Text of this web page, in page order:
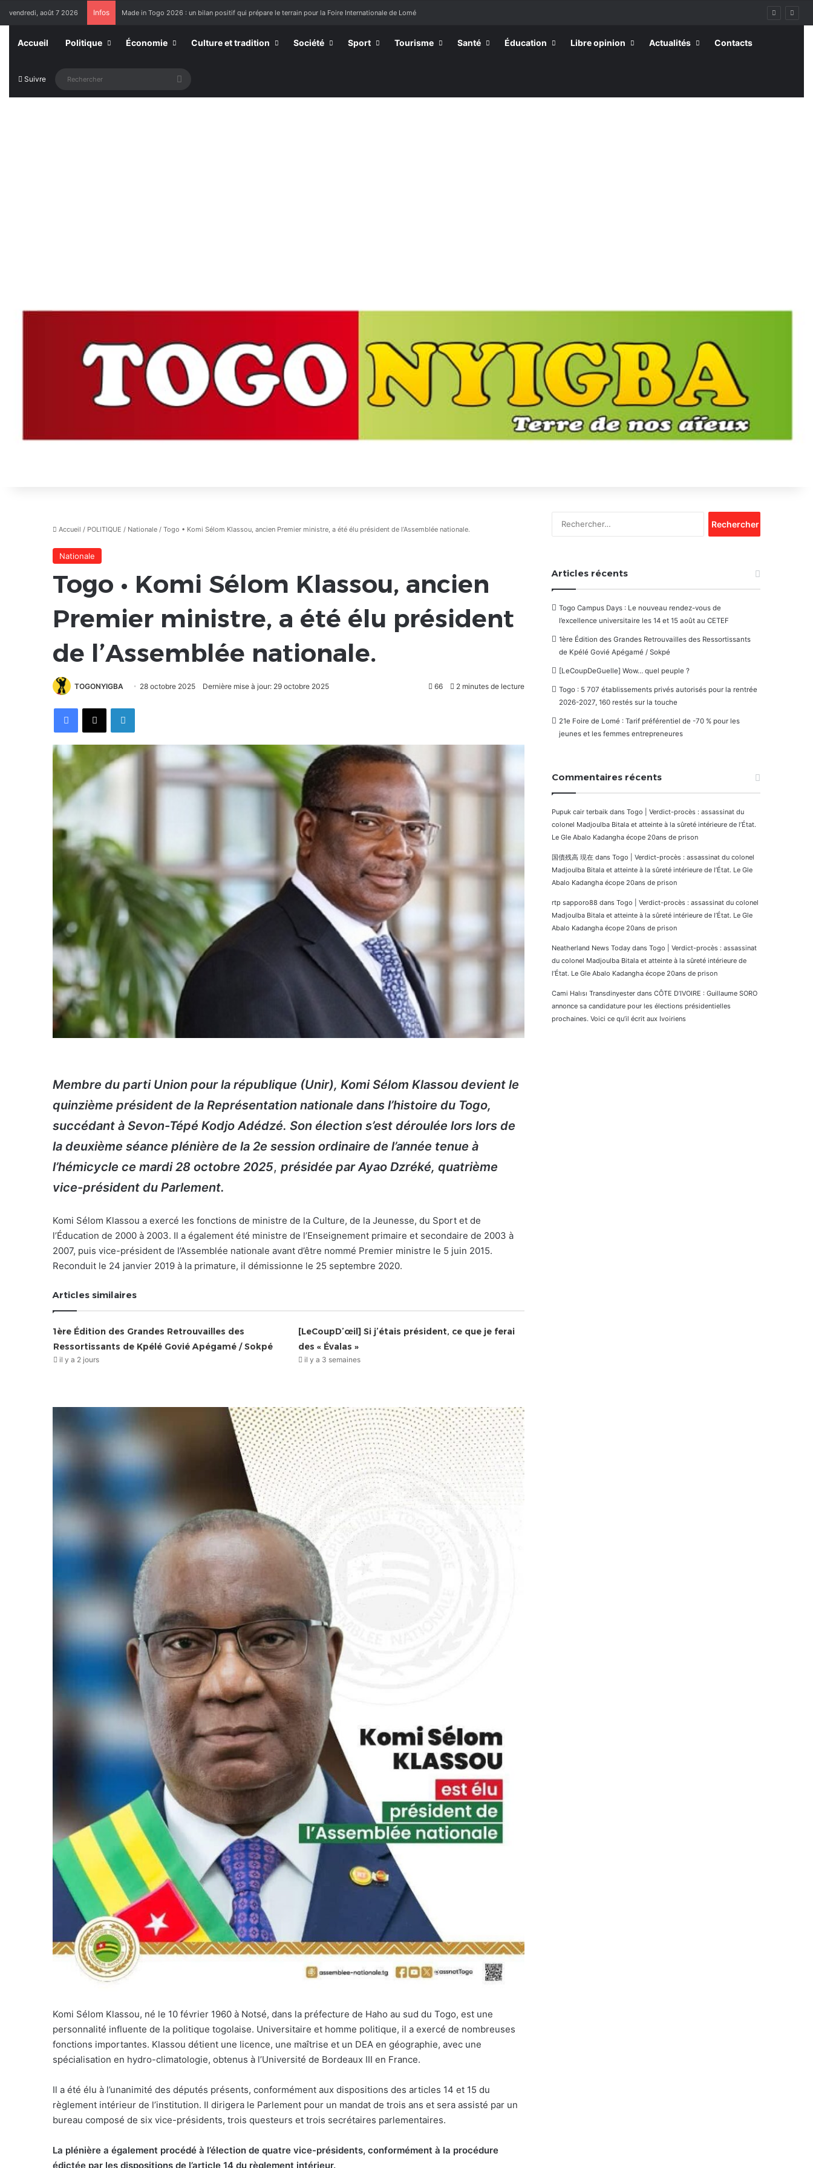
vendredi, août 7 2026 Infos Made in Togo 2026 : un bilan positif qui prépare le terrain pour la Foire Internationale de Lomé
Accueil Politique Économie Culture et tradition Société Sport Tourisme Santé Éducation Libre opinion Actualités Contacts
Suivre Rechercher
Accueil / POLITIQUE / Nationale / Togo • Komi Sélom Klassou, ancien Premier ministre, a été élu président de l’Assemblée nationale.
Nationale
Togo • Komi Sélom Klassou, ancien
Premier ministre, a été élu président
de l’Assemblée nationale.
TOGONYIGBA 28 octobre 2025 Dernière mise à jour: 29 octobre 2025 66 2 minutes de lecture
FacebookX Linkedin
Membre du parti Union pour la république (Unir), Komi Sélom Klassou devient le
quinzième président de la Représentation nationale dans l’histoire du Togo,
succédant à Sevon-Tépé Kodjo Adédzé. Son élection s’est déroulée lors lors de
la deuxième séance plénière de la 2e session ordinaire de l’année tenue à
l’hémicycle ce mardi 28 octobre 2025, présidée par Ayao Dzréké, quatrième
vice-président du Parlement.
Komi Sélom Klassou a exercé les fonctions de ministre de la Culture, de la Jeunesse, du Sport et de
l’Éducation de 2000 à 2003. Il a également été ministre de l’Enseignement primaire et secondaire de 2003 à
2007, puis vice-président de l’Assemblée nationale avant d’être nommé Premier ministre le 5 juin 2015.
Reconduit le 24 janvier 2019 à la primature, il démissionne le 25 septembre 2020.
Articles similaires
1ère Édition des Grandes Retrouvailles des
Ressortissants de Kpélé Govié Apégamé / Sokpé
il y a 2 jours
[LeCoupD’œil] Si j’étais président, ce que je ferai
des « Évalas »
il y a 3 semaines
Komi Sélom Klassou, né le 10 février 1960 à Notsé, dans la préfecture de Haho au sud du Togo, est une
personnalité influente de la politique togolaise. Universitaire et homme politique, il a exercé de nombreuses
fonctions importantes. Klassou détient une licence, une maîtrise et un DEA en géographie, avec une
spécialisation en hydro-climatologie, obtenus à l’Université de Bordeaux III en France.
Il a été élu à l’unanimité des députés présents, conformément aux dispositions des articles 14 et 15 du
règlement intérieur de l’institution. Il dirigera le Parlement pour un mandat de trois ans et sera assisté par un
bureau composé de six vice-présidents, trois questeurs et trois secrétaires parlementaires.
La plénière a également procédé à l’élection de quatre vice-présidents, conformément à la procédure
édictée par les dispositions de l’article 14 du règlement intérieur.
Articles récents
Togo Campus Days : Le nouveau rendez-vous de
l’excellence universitaire les 14 et 15 août au CETEF
1ère Édition des Grandes Retrouvailles des Ressortissants
de Kpélé Govié Apégamé / Sokpé
[LeCoupDeGuelle] Wow… quel peuple ?
Togo : 5 707 établissements privés autorisés pour la rentrée
2026-2027, 160 restés sur la touche
21e Foire de Lomé : Tarif préférentiel de -70 % pour les
jeunes et les femmes entrepreneures
Commentaires récents
Pupuk cair terbaik dans Togo | Verdict-procès : assassinat du
colonel Madjoulba Bitala et atteinte à la sûreté intérieure de l’État.
Le Gle Abalo Kadangha écope 20ans de prison
国債残高 現在 dans Togo | Verdict-procès : assassinat du colonel
Madjoulba Bitala et atteinte à la sûreté intérieure de l’État. Le Gle
Abalo Kadangha écope 20ans de prison
rtp sapporo88 dans Togo | Verdict-procès : assassinat du colonel
Madjoulba Bitala et atteinte à la sûreté intérieure de l’État. Le Gle
Abalo Kadangha écope 20ans de prison
Neatherland News Today dans Togo | Verdict-procès : assassinat
du colonel Madjoulba Bitala et atteinte à la sûreté intérieure de
l’État. Le Gle Abalo Kadangha écope 20ans de prison
Cami Halısı Transdinyester dans CÔTE D’IVOIRE : Guillaume SORO
annonce sa candidature pour les élections présidentielles
prochaines. Voici ce qu’il écrit aux Ivoiriens